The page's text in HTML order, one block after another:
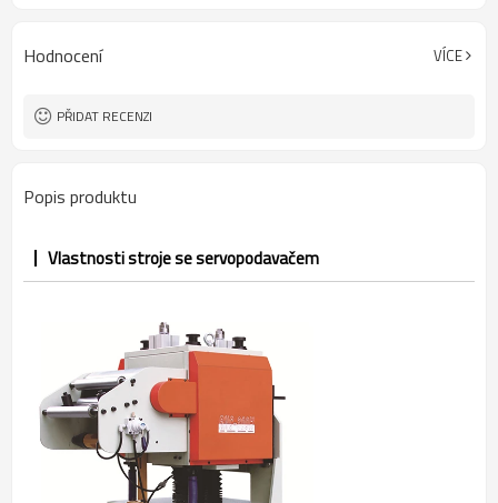
Hodnocení VÍCE
PŘIDAT RECENZI
Popis produktu
Vlastnosti stroje se servopodavačem